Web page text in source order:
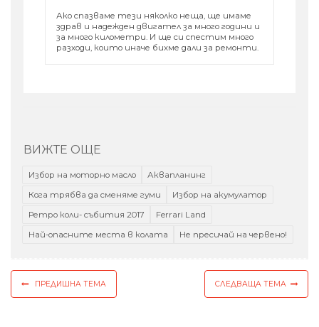
Ако спазваме тези няколко неща, ще имаме
здрав и надежден двигател за много години и
за много километри. И ще си спестим много
разходи, които иначе бихме дали за ремонти.
ВИЖТЕ ОЩЕ
Избор на моторно масло
Аквапланинг
Кога трябва да сменяме гуми
Избор на акумулатор
Ретро коли- събития 2017
Ferrari Land
Най-опасните места в колата
Не пресичай на червено!
ПРЕДИШНА ТЕМА СЛЕДВАЩА ТЕМА